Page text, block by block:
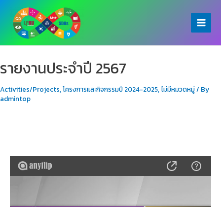
content
Main
Menu
รายงานประจำปี 2567
Activities/Projects,โครงการและกิจกรรมปี 2024-2025,ไม่มีหมวดหมู่/ By
admintop